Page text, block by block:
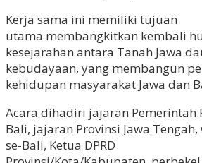
Kerja sama ini memiliki tujuan
utama membangkitkan kembali
kesejarahan antara Tanah Jawa
kebudayaan, yang membangun
kehidupan masyarakat Jawa dan
Acara dihadiri jajaran Pemerintah
Bali, jajaran Provinsi Jawa
se-Bali, Ketua DPRD